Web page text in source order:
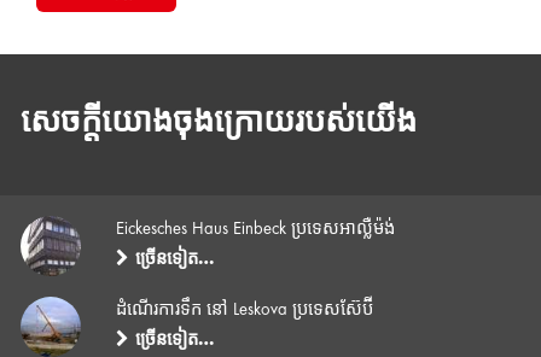
សេចក្តីយោងចុងក្រោយរបស់យើង
Eickesches Haus Einbeck ប្រទេសអាល្លឺម៉ង់
ច្រើនទៀត…
ដំណើរការទឹក នៅ Leskova ប្រទេសស៊ែប៊ី
ច្រើនទៀត…